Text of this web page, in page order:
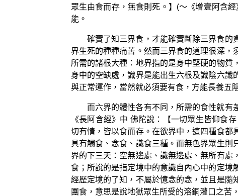
眾生由食而存，無食則死。】(～《增壹阿含
能。
確實了知三界食，才能確實斷除三界食的
界生死的種種痛苦。然而三界食的道理很深
所需的諸根大種：地界指的是身中堅硬的物
身中的空缺處，識界是能出生六根及識陰六
與正常運作，當然就必須要有食，方能長養五
而六界的體性各有不同，所需的食性就
《長阿含經》中 佛陀說：【一切眾生皆仰
切有情，皆以食而存。在欲界中，這四種食
具有觸食、念食、識食三種。而無色界眾生
界的下三天：空無邊處、識無邊處、無所有
食；所說的是指定境中的意識自內心中的定
經歷定境的了知，不屬於憶念的念，並且是
團食，意思是說地獄眾生所受的溶銅灌口之苦